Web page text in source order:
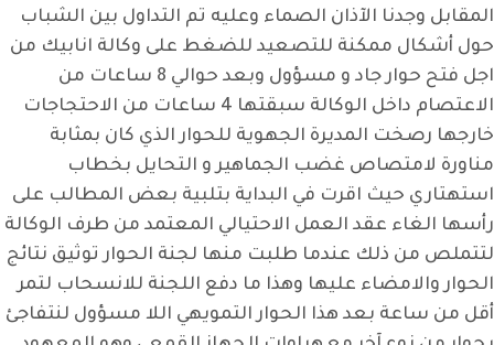
الآذان الصماء وعليه تم التداول بين الشباب
ممكنة للتصعيد للضغط على وكالة انابيك من
اجل فتح حوار جاد و مسؤول وبعد حوالي 8 ساعات من
الاعتصام داخل الوكالة سبقتها 4 ساعات من الاحتجاجات
المديرة الجهوية للحوار الذي كان بمثابة
غضب الجماهير و التحايل بخطاب
اقرت في البداية بتلبية بعض المطالب على
عقد العمل الاحتيالي المعتمد من طرف الوكالة
ذلك عندما طلبت منها لجنة الحوار توثيق نتائج
عليها وهذا ما دفع اللجنة للانسحاب لتمر
بعد هذا الحوار التمويهي اللا مسؤول لنتفاجئ